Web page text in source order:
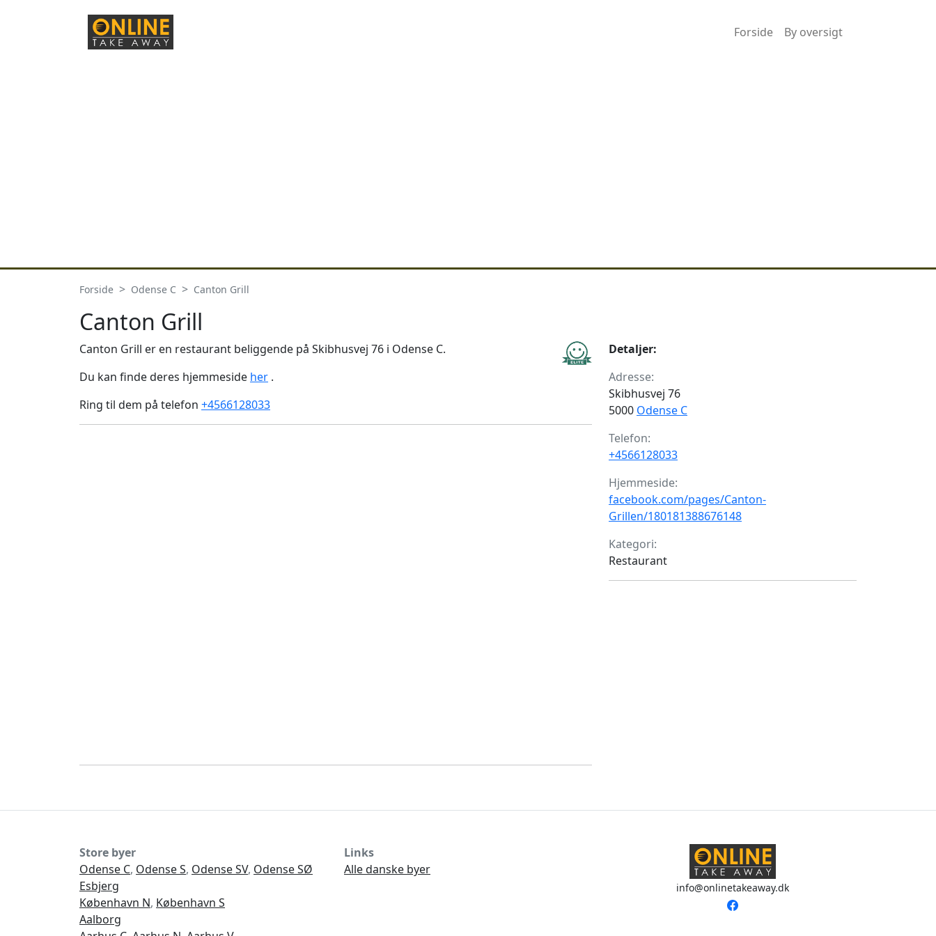
Forside By oversigt
Forside Odense C Canton Grill
Canton Grill
Canton Grill er en restaurant beliggende på Skibhusvej 76 i Odense C.
Du kan finde deres hjemmeside her .
Ring til dem på telefon +4566128033
Detaljer:
Adresse:
Skibhusvej 76
5000 Odense C
Telefon:
+4566128033
Hjemmeside:
facebook.com/pages/Canton-
Grillen/180181388676148
Kategori:
Restaurant
Store byer
Odense C, Odense S, Odense SV, Odense SØ
Esbjerg
København N, København S
Aalborg
Links
Alle danske byer
info@onlinetakeaway.dk